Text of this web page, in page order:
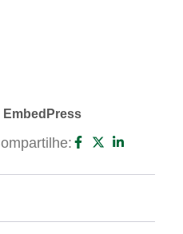
EmbedPress